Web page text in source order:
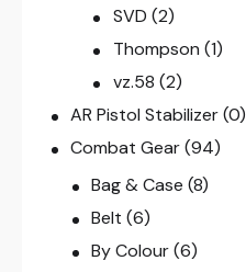
SVD (2)
Thompson (1)
vz.58 (2)
AR Pistol Stabilizer(0)
Combat Gear(94)
Bag & Case (8)
Belt (6)
By Colour (6)